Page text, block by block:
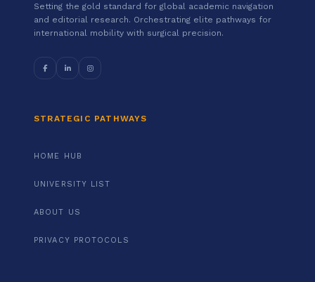
Setting the gold standard for global academic navigation
and editorial research. Orchestrating elite pathways for
international mobility with surgical precision.
STRATEGIC PATHWAYS
HOME HUB
UNIVERSITY LIST
ABOUT US
PRIVACY PROTOCOLS